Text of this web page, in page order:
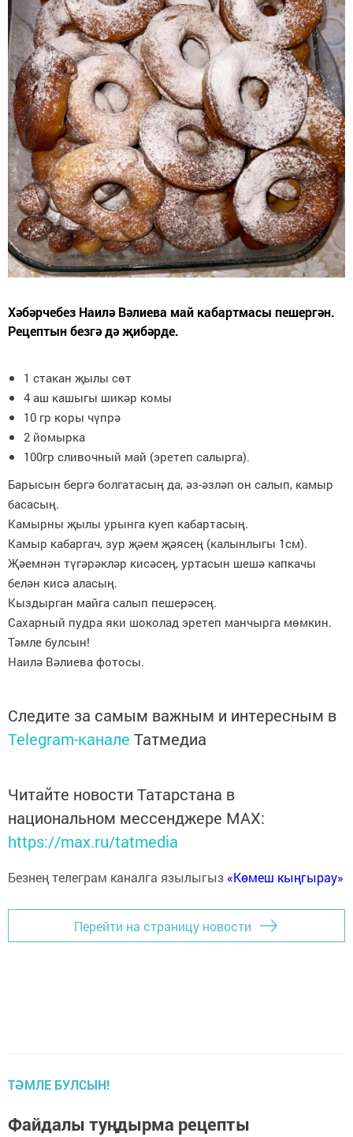
Хәбәрчебез Наилә Вәлиева май кабартмасы пешергән.
Рецептын безгә дә җибәрде.
1 стакан җылы сөт
4 аш кашыгы шикәр комы
10 гр коры чүпрә
2 йомырка
100гр сливочный май (эретеп салырга).
Барысын бергә болгатасың да, әз-әзләп он салып, камыр
басасың.
Камырны җылы урынга куеп кабартасың.
Камыр кабаргач, зур җәем җәясең (калынлыгы 1см).
Җәемнән түгәрәкләр кисәсең, уртасын шешә капкачы
белән кисә аласың.
Кыздырган майга салып пешерәсең.
Сахарный пудра яки шоколад эретеп манчырга мөмкин.
Тәмле булсын!
Наилә Вәлиева фотосы.
Следите за самым важным и интересным в
Telegram-канале Татмедиа
Читайте новости Татарстана в
национальном мессенджере MАХ:
https://max.ru/tatmedia
Безнең телеграм каналга язылыгыз «Көмеш кыңгырау»
Перейти на страницу новости
ТӘМЛЕ БУЛСЫН!
Файдалы туңдырма рецепты